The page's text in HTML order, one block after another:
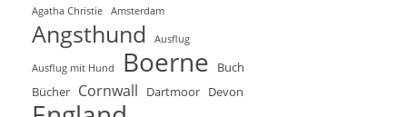
Agatha Christie Amsterdam
Angsthund Ausflug
Ausflug mit Hund Boerne
Buch
Bücher Cornwall Dartmoor Devon